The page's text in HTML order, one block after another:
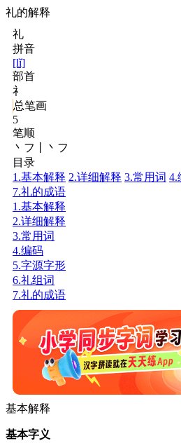
礼的解释
礼
拼音
[lǐ]
部首
礻
总笔画
5
笔顺
丶フ丨丶フ
目录
1.基本解释 2.详细解释 3.常用词 4.
7.礼的成语
1.基本解释
2.详细解释
3.常用词
4.编码
5.字源字形
6.礼组词
7.礼的成语
基本解释
基本字义